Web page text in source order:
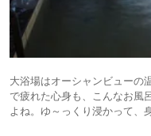
大浴場はオーシャンビューの
で疲れた心身も、こんなお風
よね。ゆ～っくり浸かって、